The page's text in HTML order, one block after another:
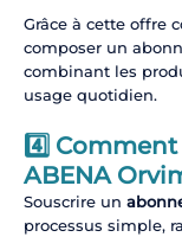
Grâce à cette offre
composer un
combinant les
usage quotidien.
4️⃣
ABENA
Souscrire un
processus simple,